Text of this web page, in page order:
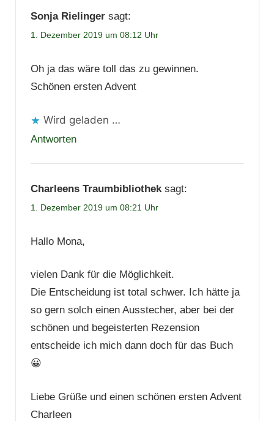
Sonja Rielinger sagt:
1. Dezember 2019 um 08:12 Uhr
Oh ja das wäre toll das zu gewinnen.
Schönen ersten Advent
Wird geladen …
Antworten
Charleens Traumbibliothek sagt:
1. Dezember 2019 um 08:21 Uhr
Hallo Mona,
vielen Dank für die Möglichkeit.
Die Entscheidung ist total schwer. Ich hätte ja
so gern solch einen Ausstecher, aber bei der
schönen und begeisterten Rezension
entscheide ich mich dann doch für das Buch
😀
Liebe Grüße und einen schönen ersten Advent
Charleen